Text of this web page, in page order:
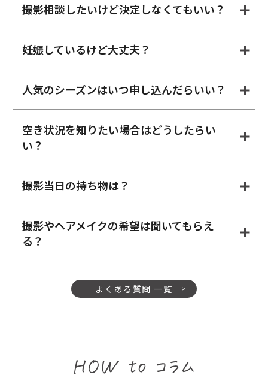
撮影相談したいけど決定しなくてもいい？
妊娠しているけど大丈夫？
人気のシーズンはいつ申し込んだらいい？
空き状況を知りたい場合はどうしたらい
い？
撮影当日の持ち物は？
撮影やヘアメイクの希望は聞いてもらえ
る？
よくある質問 一覧